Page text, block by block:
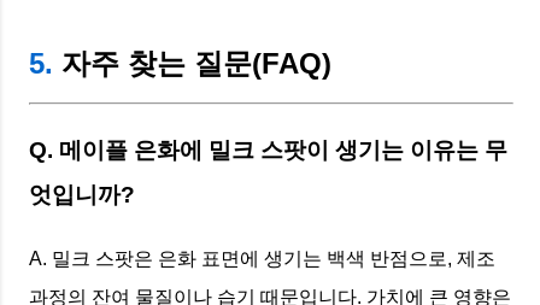
5. 자주 찾는 질문(FAQ)
Q. 메이플 은화에 밀크 스팟이 생기는 이유는 무
엇입니까?
A. 밀크 스팟은 은화 표면에 생기는 백색 반점으로, 제조
과정의 잔여 물질이나 습기 때문입니다. 가치에 큰 영향은